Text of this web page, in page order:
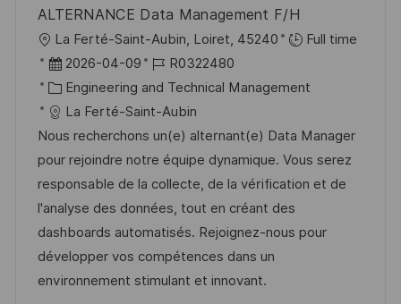
n
g
r
ö
f
f
e
n
t
l
i
c
h
u
ALTERNANCE Data Management F/H
O
r
t
La Ferté-Saint-Aubin, Loiret, 45240
Full time
D
a
t
u
m
d
e
r
V
e
2026-04-09
J
o
b
-
I
D
R0322480
K
a
t
e
g
o
r
i
e
Engineering and Technical Management
La Ferté-Saint-Aubin
Nous recherchons un(e) alternant(e) Data Manager
pour rejoindre notre équipe dynamique. Vous serez
responsable de la collecte, de la vérification et de
l'analyse des données, tout en créant des
dashboards automatisés. Rejoignez-nous pour
développer vos compétences dans un
environnement stimulant et innovant.